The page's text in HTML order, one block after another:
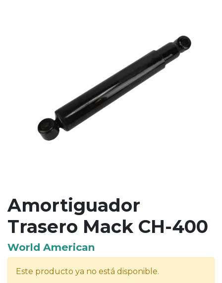
Amortiguador
Trasero Mack CH-400
World American
Este producto ya no está disponible.